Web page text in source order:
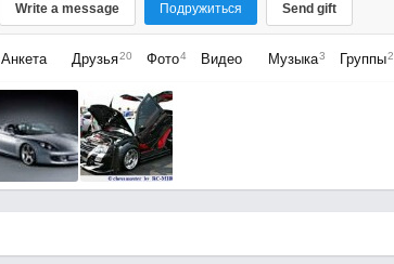
Write a message Подружиться Send gift
Анкета Друзья20 Фото4 Видео Музыка3 Группы2